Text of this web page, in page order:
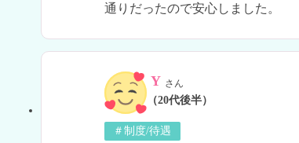
通りだったので安心しました。
Y さん
（20代後半）
＃制度/待遇